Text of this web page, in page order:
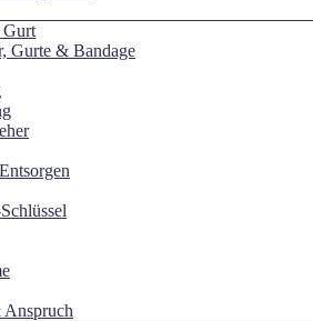
Gurt
Gurte & Bandage